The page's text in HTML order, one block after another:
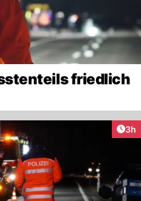
friedlich
3h